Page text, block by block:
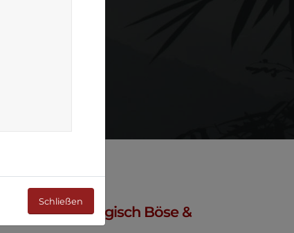
Schließen
in Bergisch Böse &